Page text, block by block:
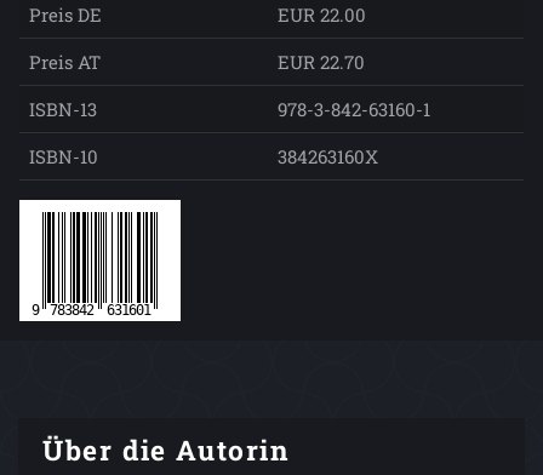
Preis DE
EUR 22.00
Preis AT
EUR 22.70
ISBN-13
978-3-842-63160-1
ISBN-10
384263160X
Über die Autorin